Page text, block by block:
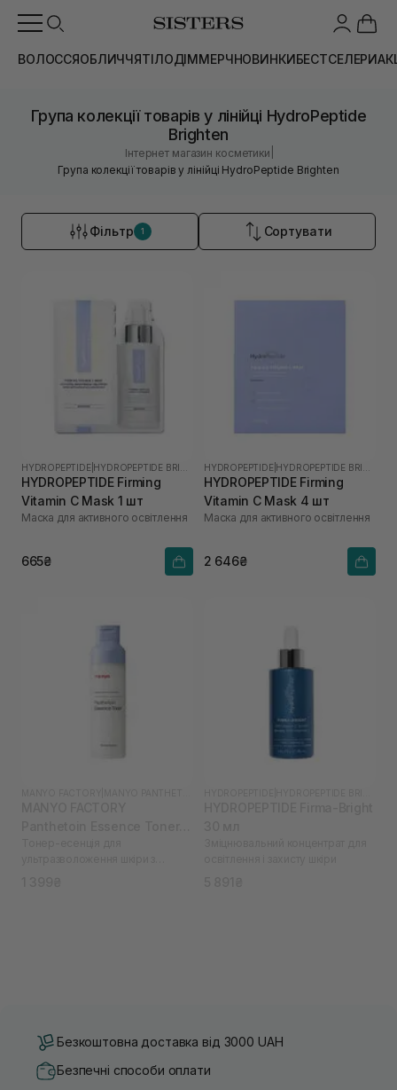
ВОЛОССЯОБЛИЧЧЯТІЛОДІММЕРЧНОВИНКИБЕСТСЕЛЕРИ
Група колекції товарів у лінійці HydroPeptide
Brighten
Інтернет магазин косметики
Група колекції товарів у лінійці HydroPeptide Brighten
Фільтр 1 Сортувати
HYDROPEPTIDE
HYDROPEPTIDE Firming
Vitamin C Mask 1 шт
Маска для активного освітлення
665₴
HYDROPEPTIDE
HYDROPEPTIDE Firming
Vitamin C Mask 4 шт
Маска для активного освітлення
2 646₴
Безкоштовна доставка від 3000 UAH
Безпечні способи оплати